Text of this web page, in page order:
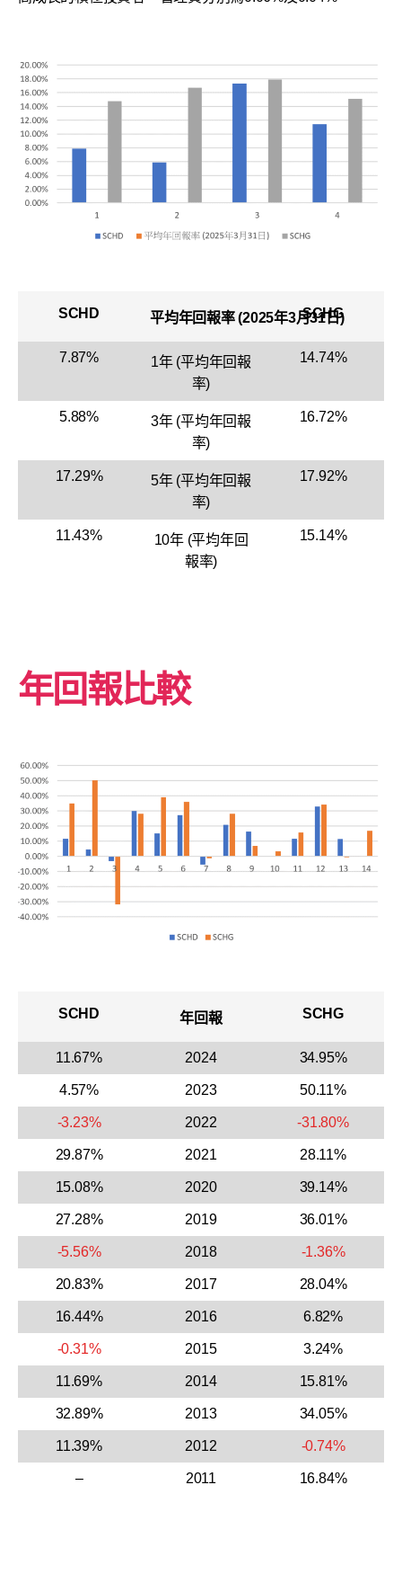
SCHD 平均年回報率 (2025年3月31日)
SCHG
7.87%
1年 (平均年回報
率)
14.74%
5.88%
3年 (平均年回報
率)
16.72%
17.29%
5年 (平均年回報
率)
17.92%
11.43%
10年 (平均年回
報率)
15.14%
年回報比較
SCHD 年回報 SCHG
11.67% 2024 34.95%
4.57% 2023 50.11%
-3.23% 2022 -31.80%
29.87% 2021 28.11%
15.08% 2020 39.14%
27.28% 2019 36.01%
-5.56% 2018 -1.36%
20.83% 2017 28.04%
16.44% 2016 6.82%
-0.31% 2015 3.24%
11.69% 2014 15.81%
32.89% 2013 34.05%
11.39% 2012 -0.74%
– 2011 16.84%